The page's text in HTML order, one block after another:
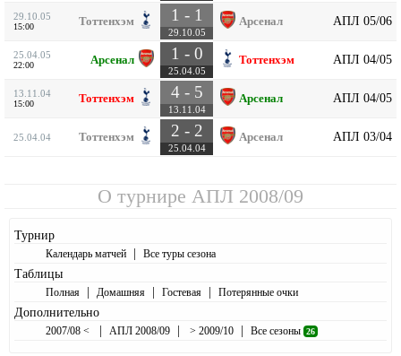
29.10.05
15:00 Тоттенхэм 1 - 1
29.10.05
Арсенал АПЛ 05/06
25.04.05
22:00 Арсенал 1 - 0
25.04.05
Тоттенхэм АПЛ 04/05
13.11.04
15:00 Тоттенхэм 4 - 5
13.11.04
Арсенал АПЛ 04/05
25.04.04 Тоттенхэм 2 - 2
25.04.04
Арсенал АПЛ 03/04
О турнире АПЛ 2008/09
Турнир
Календарь матчей | Все туры сезона
Таблицы
Полная | Домашняя | Гостевая | Потерянные очки
Дополнительно
2007/08 < | АПЛ 2008/09 | > 2009/10 | Все сезоны 26